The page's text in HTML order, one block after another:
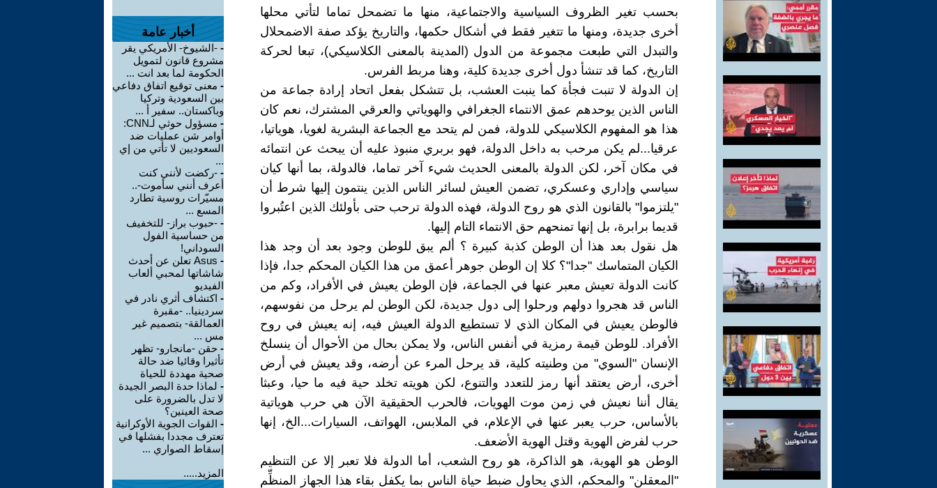
بحسب تغير الظروف السياسية والاجتماعية، منها ما تضمحل تماما لتأتي محلها
أخرى جديدة، ومنها ما تتغير فقط في أشكال حكمها، والتاريخ يؤكد صفة الاضمحلال
والتبدل التي طبعت مجموعة من الدول (المدينة بالمعنى الكلاسيكي)، تبعا لحركة
التاريخ، كما قد تنشأ دول أخرى جديدة كلية، وهنا مربط الفرس.
إن الدولة لا تنبت فجأة كما ينبت العشب، بل تتشكل بفعل اتحاد إرادة جماعة من
الناس الذين يوحدهم عمق الانتماء الجغرافي والهوياتي والعرقي المشترك، نعم كان
هذا هو المفهوم الكلاسيكي للدولة، فمن لم يتحد مع الجماعة البشرية لغويا، هوياتيا،
عرقيا...لم يكن مرحب به داخل الدولة، فهو بربري منبوذ عليه أن يبحث عن انتمائه
في مكان آخر، لكن الدولة بالمعنى الحديث شيء آخر تماما، فالدولة، بما أنها كيان
سياسي وإداري وعسكري، تضمن العيش لسائر الناس الذين ينتمون إليها شرط أن
"يلتزموا" بالقانون الذي هو روح الدولة، فهذه الدولة ترحب حتى بأولئك الذين اعتُبروا
قديما برابرة، بل إنها تمنحهم حق الانتماء التام إليها.
هل نقول بعد هذا أن الوطن كذبة كبيرة ؟ ألم يبق للوطن وجود بعد أن وجد هذا
الكيان المتماسك "جدا"؟ كلا إن الوطن جوهر أعمق من هذا الكيان المحكم جدا، فإذا
كانت الدولة تعيش معبر عنها في الجماعة، فإن الوطن يعيش في الأفراد، وكم من
الناس قد هجروا دولهم ورحلوا إلى دول جديدة، لكن الوطن لم يرحل من نفوسهم،
فالوطن يعيش في المكان الذي لا تستطيع الدولة العيش فيه، إنه يعيش في روح
الأفراد. للوطن قيمة رمزية في أنفس الناس، ولا يمكن بحال من الأحوال أن ينسلخ
الإنسان "السوي" من وطنيته كلية، قد يرحل المرء عن أرضه، وقد يعيش في أرض
أخرى، أرض يعتقد أنها رمز للتعدد والتنوع، لكن هويته تخلد حية فيه ما حيا، وعبثا
يقال أننا نعيش في زمن موت الهويات، فالحرب الحقيقية الآن هي حرب هوياتية
بالأساس، حرب يعبر عنها في الإعلام، في الملابس، الهواتف، السيارات...الخ، إنها
حرب لفرض الهوية وقتل الهوية الأضعف.
الوطن هو الهوية، هو الذاكرة، هو روح الشعب، أما الدولة فلا تعبر إلا عن التنظيم
"المعقلن" والمحكم، الذي يحاول ضبط حياة الناس بما يكفل بقاء هذا الجهاز المنظِّم
أخبار عامة
- -الشيوخ- الأمريكي يقر
مشروع قانون لتمويل
الحكومة لما بعد انت ...
- معنى توقيع اتفاق دفاعي
بين السعودية وتركيا
وباكستان.. سفير أ ...
-
مسؤول حوثي لـCNN:
أوامر شن عمليات ضد
السعوديين لا تأتي من إي
...
- -ركضت لأنني كنت
أعرف أنني سأموت-..
مسيّرات روسية تطارد
المسع ...
- -حبوب براز- للتخفيف
من حساسية الفول
السوداني!
-
Asus تعلن عن أحدث
شاشاتها لمحبي ألعاب
الفيديو
- اكتشاف أثري نادر في
سردينيا.. -مقبرة
العمالقة- بتصميم غير
مس ...
- حقن -مانجارو- تظهر
تأثيرا وقائيا ضد حالة
صحية مهددة للحياة
- لماذا حدة البصر الجيدة
لا تدل بالضرورة على
صحة العينين؟
- القوات الجوية الأوكرانية
تعترف مجددا بفشلها في
إسقاط الصواري ...
المزيد.....